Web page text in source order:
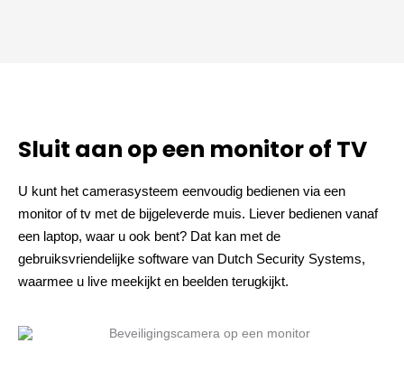
Sluit aan op een monitor of TV
U kunt het camerasysteem eenvoudig bedienen via een
monitor of tv met de bijgeleverde muis. Liever bedienen vanaf
een laptop, waar u ook bent? Dat kan met de
gebruiksvriendelijke software van Dutch Security Systems,
waarmee u live meekijkt en beelden terugkijkt.